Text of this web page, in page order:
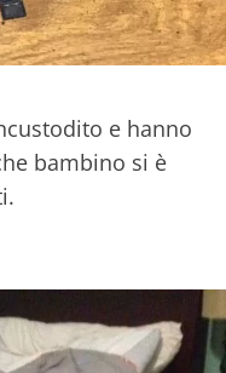
e hanno
bambino si è